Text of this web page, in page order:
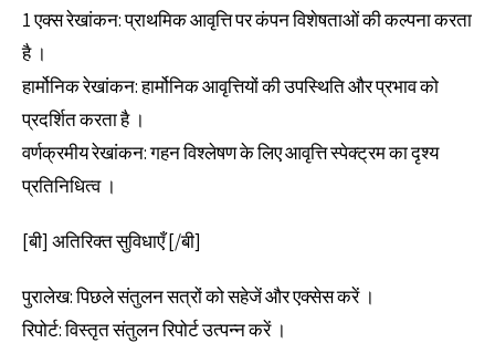
1 एक्स रेखांकन: प्राथमिक आवृत्ति पर कंपन विशेषताओं की कल्पना करता
है ।
हार्मोनिक रेखांकन: हार्मोनिक आवृत्तियों की उपस्थिति और प्रभाव को
प्रदर्शित करता है ।
वर्णक्रमीय रेखांकन: गहन विश्लेषण के लिए आवृत्ति स्पेक्ट्रम का दृश्य
प्रतिनिधित्व ।
[बी] अतिरिक्त सुविधाएँ [/बी]
पुरालेख: पिछले संतुलन सत्रों को सहेजें और एक्सेस करें ।
रिपोर्ट: विस्तृत संतुलन रिपोर्ट उत्पन्न करें ।